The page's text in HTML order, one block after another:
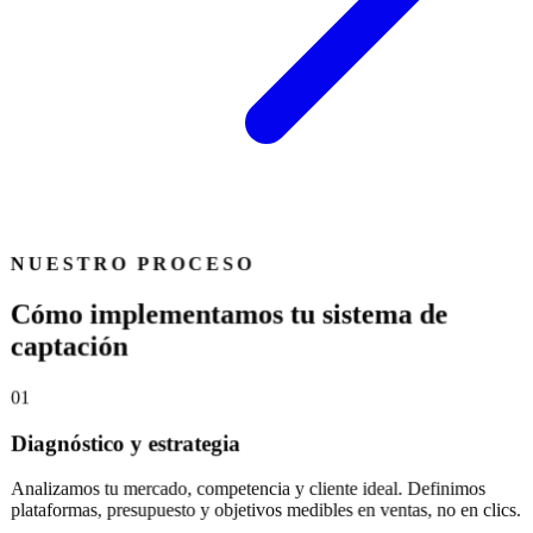
NUESTRO PROCESO
Cómo implementamos tu sistema de
captación
01
Diagnóstico y estrategia
Analizamos tu mercado, competencia y cliente ideal. Definimos
plataformas, presupuesto y objetivos medibles en ventas, no en clics.